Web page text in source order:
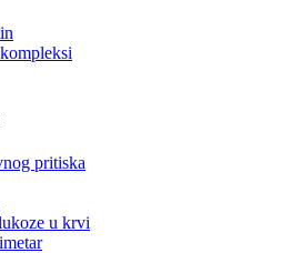
pritiska
u krvi